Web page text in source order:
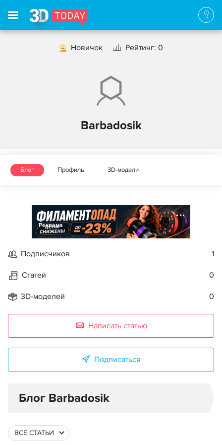
Новичок Рейтинг: 0
Barbadosik
Блог Профиль 3D-модели
Реклама
Подписчиков 1
Статей 0
3D-моделей 0
Написать статью
Подписаться
Блог Barbadosik
ВСЕ СТАТЬИ